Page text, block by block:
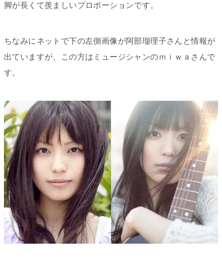
脚が長くて羨ましいプロポーションです。
ちなみにネットで下の左側画像が阿部瑠理子さんと情報が
出ていますが、この方はミュージシャンのｍｉｗａさんで
す。